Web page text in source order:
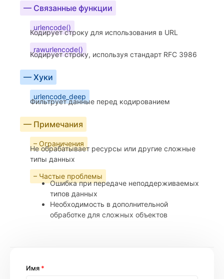
— Связанные функции
urlencode()
Кодирует строку для использования в URL
rawurlencode()
Кодирует строку, используя стандарт RFC 3986
— Хуки
urlencode_deep
Фильтрует данные перед кодированием
— Примечания
– Ограничения
Не обрабатывает ресурсы или другие сложные
типы данных
– Частые проблемы
Ошибка при передаче неподдерживаемых
типов данных
Необходимость в дополнительной
обработке для сложных объектов
Имя *